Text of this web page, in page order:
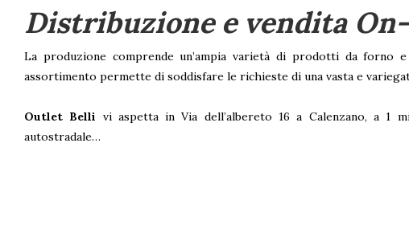
Distribuzione e vendita
La produzione comprende un’ampia varietà di prodotti da forno
assortimento permette di soddisfare le richieste di una vasta e
Outlet Belli
vi aspetta in Via dell’albereto 16 a Calenzano, a 1
autostradale…